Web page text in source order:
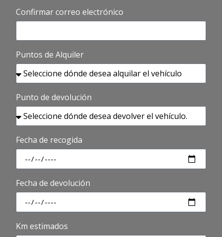
Confirmar correo electrónico
Puntos de Alquiler
Punto de devolución
Fecha de recogida
Fecha de devolución
Km estimados